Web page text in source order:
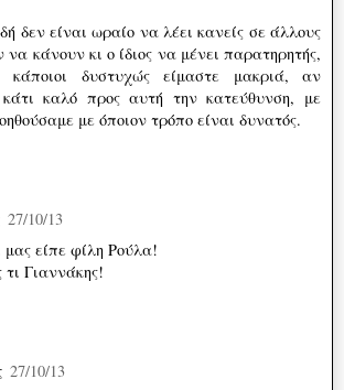
δεν είναι ωραίο να λέει κανείς σε άλλους
να κάνουν κι ο ίδιος να μένει παρατηρητής,
κάποιοι δυστυχώς είμαστε μακριά, αν
κάτι καλό προς αυτή την κατεύθυνση, με
με όποιον τρόπο είναι δυνατός.
27/10/13
είπε φίλη Ρούλα!
τι Γιαννάκης!
27/10/13